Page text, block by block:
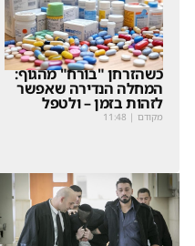
כשהזרחן "בורח" מהגוף:
המחלה הנדירה שאפשר
לזהות בזמן – ולטפל
מקודם |
11:48